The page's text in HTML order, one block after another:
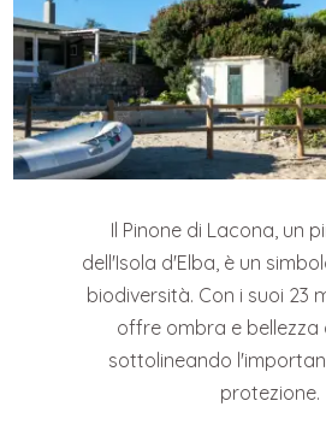
Il Pinone di Lacona, un
dell'Isola d'Elba, è un
biodiversità. Con i suoi 23
offre ombra e bellezza
sottolineando
protezione.